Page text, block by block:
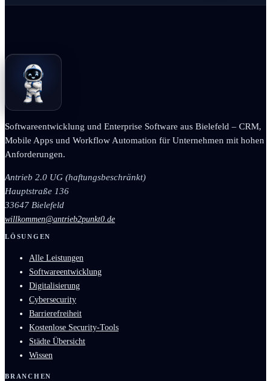
Softwareentwicklung und Enterprise Software aus Bielefeld – CRM,
Mobile Apps und Workflow Automation für Unternehmen mit hohen
Anforderungen.
Antrieb 2.0 UG (haftungsbeschränkt)
Hauptstraße 136
33647 Bielefeld
willkommen@antrieb2punkt0.de
LÖSUNGEN
Alle Leistungen
Softwareentwicklung
Digitalisierung
Cybersecurity
Barrierefreiheit
Kostenlose Security-Tools
Städte Übersicht
Wissen
BRANCHEN